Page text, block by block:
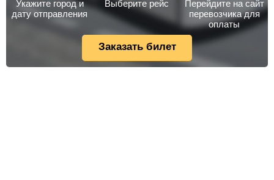
Укажите город и
дату отправления
Выберите рейс
Перейдите на сайт
перевозчика для
оплаты
Заказать билет